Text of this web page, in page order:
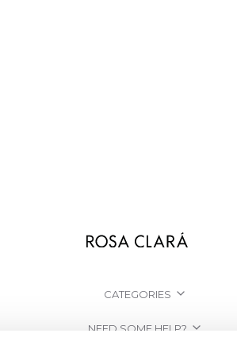
CATEGORIES
NEED SOME HELP?